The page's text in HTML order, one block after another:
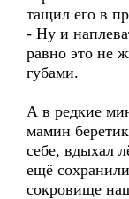
тащил его в
- Ну и
равно это не
губами.
А в редкие
мамин
себе, вдыхал
ещё
сокровище